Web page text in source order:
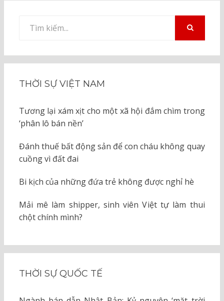
kiếm
THỜI SỰ VIỆT NAM
Tương lại xám xịt cho một xã hội đắm chìm trong
‘phân lô bán nền’
Đánh thuế bất động sản để con cháu không quay
cuồng vì đất đai
Bi kịch của những đứa trẻ không được nghỉ hè
Mải mê làm shipper, sinh viên Việt tự làm thui
chột chính mình?
THỜI SỰ QUỐC TẾ